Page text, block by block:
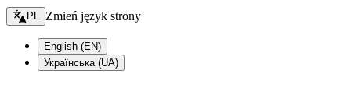
Zmień język - bieżący:
PL Zmień język strony
English (EN)
Українська (UA)